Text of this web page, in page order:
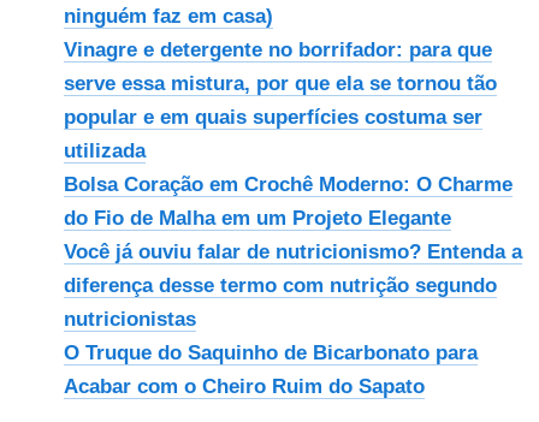
ninguém faz em casa)
Vinagre e detergente no borrifador: para que
serve essa mistura, por que ela se tornou tão
popular e em quais superfícies costuma ser
utilizada
Bolsa Coração em Crochê Moderno: O Charme
do Fio de Malha em um Projeto Elegante
Você já ouviu falar de nutricionismo? Entenda a
diferença desse termo com nutrição segundo
nutricionistas
O Truque do Saquinho de Bicarbonato para
Acabar com o Cheiro Ruim do Sapato